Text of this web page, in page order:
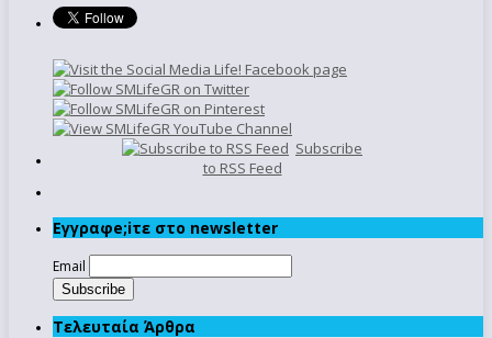
Subscribe
to RSS Feed
Εγγραφe;iτε στο newsletter
Email
Τελευταία Άρθρα